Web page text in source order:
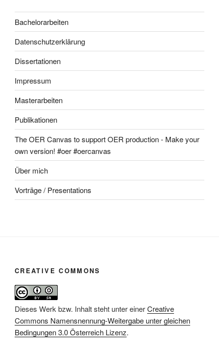
Bachelorarbeiten
Datenschutzerklärung
Dissertationen
Impressum
Masterarbeiten
Publikationen
The OER Canvas to support OER production - Make your
own version! #oer #oercanvas
Über mich
Vorträge / Presentations
CREATIVE COMMONS
Dieses Werk bzw. Inhalt steht unter einerCreative
Commons Namensnennung-Weitergabe unter gleichen
Bedingungen 3.0 Österreich Lizenz.